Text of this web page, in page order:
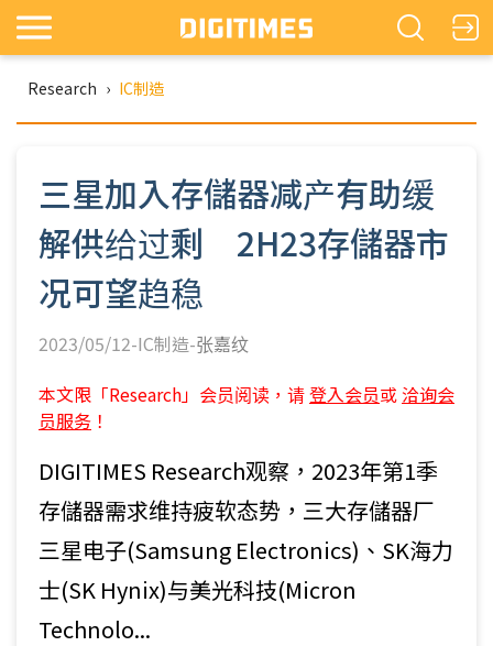
Research › IC制造
三星加入存儲器减产有助缓
解供给过剩 2H23存儲器市
况可望趋稳
2023/05/12-IC制造-张嘉纹
本文限「Research」会员阅读，请登入会员或 洽询会
员服务 ！
DIGITIMES Research观察，2023年第1季
存儲器需求维持疲软态势，三大存儲器厂
三星电子(Samsung Electronics)、SK海力
士(SK Hynix)与美光科技(Micron
Technolo...